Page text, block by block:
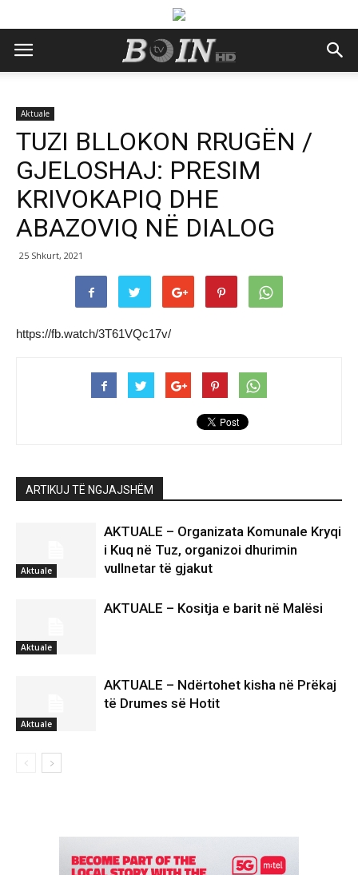
Aktuale
TUZI BLLOKON RRUGËN /
GJELOSHAJ: PRESIM
KRIVOKAPIQ DHE
ABAZOVIQ NË DIALOG
25 Shkurt, 2021
https://fb.watch/3T61VQc17v/
ARTIKUJ TË NGJAJSHËM
Aktuale
AKTUALE – Organizata Komunale Kryqi
i Kuq në Tuz, organizoi dhurimin
vullnetar të gjakut
Aktuale
AKTUALE – Kositja e barit në Malësi
Aktuale
AKTUALE – Ndërtohet kisha në Prëkaj
të Drumes së Hotit